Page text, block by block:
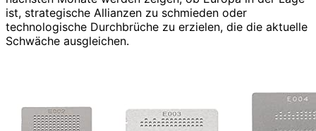
ist, strategische Allianzen zu schmieden oder
technologische Durchbrüche zu erzielen, die die aktuelle
Schwäche ausgleichen.